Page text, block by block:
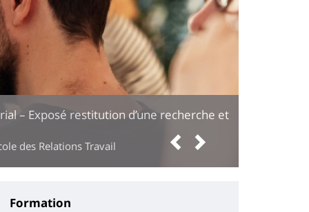
– Exposé restitution d’une recherche et
des Relations Travail Previous
Formation